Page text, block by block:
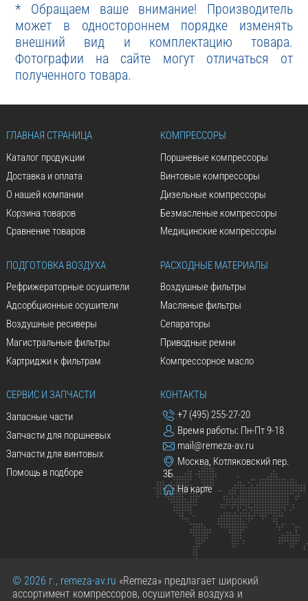
* Обращаем ваше внимание! Производитель
может в одностороннем порядке изменять
внешний вид и комплектацию товара.
Фотографии на сайте могут отличаться от
полученного товара.
ГЛАВНАЯ СТРАНИЦА
Каталог продукции
Доставка и оплата
О нашей компании
Корзина товаров
Сравнение товаров
КОМПРЕССОРЫ
Поршневые компрессоры
Винтовые компрессоры
Дизельные компрессоры
Безмасленые компрессоры
Медицинские компрессоры
ПОДГОТОВКА ВОЗДУХА
Рефрижераторные осушители
Адсорбционные осушители
Воздушные ресиверы
Магистральные фильтры
Картриджи к фильтрам
РАСХОДНЫЕ МАТЕРИАЛЫ
Воздушные фильтры
Масляные фильтры
Сепараторы
Приводные ремни
Компрессорное масло
СЕРВИС И ЗАПЧАСТИ
Запасные части
Запчасти для поршневых
Запчасти для винтовых
Помощь в подборе
КОНТАКТЫ
+7 (495) 255-27-20
Время работы: Пн-Пт 9-18
mail@remeza-av.ru
Москва, Котляковский пер.
3Б
На карте
© 2026 г., remeza-av.ru «Remeza» предлагает широкий
ассортимент компрессоров, осушителей воздуха и